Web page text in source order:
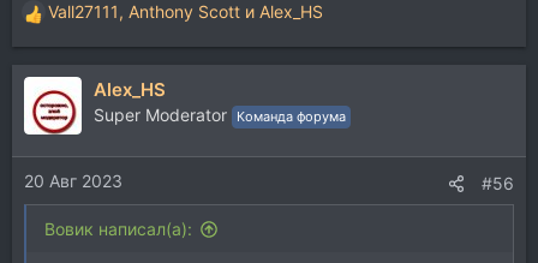
Р
е
а
ц
и
и
:
Vall27111, Anthony Scott и Alex_HS
Alex_HS
Super Moderator Команда форума
20 Авг 2023 #56
Вовик написал(а):